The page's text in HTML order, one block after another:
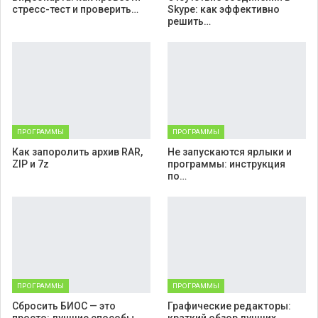
стресс-тест и проверить…
Skype: как эффективно
решить…
ПРОГРАММЫ
Как запоролить архив RAR,
ZIP и 7z
ПРОГРАММЫ
Не запускаются ярлыки и
программы: инструкция
по…
ПРОГРАММЫ
Cбросить БИОС — это
ПРОГРАММЫ
Графические редакторы: